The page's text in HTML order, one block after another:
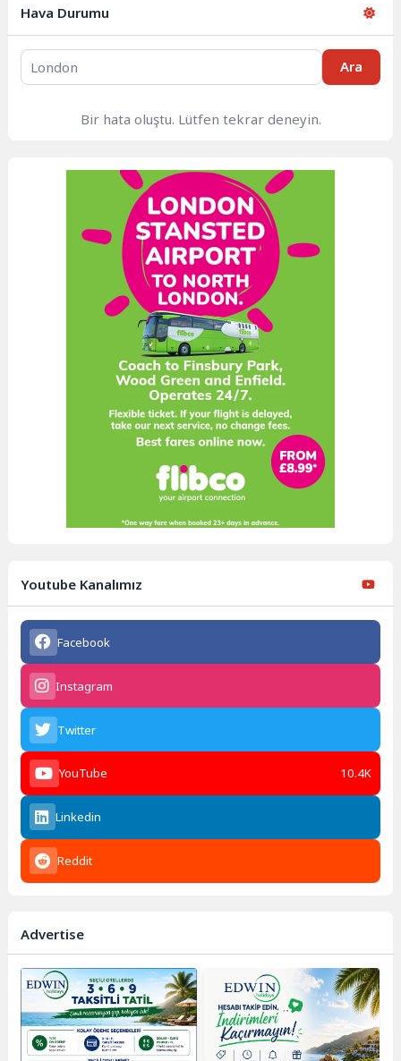
Hava Durumu
Ara
Bir hata oluştu. Lütfen tekrar deneyin.
Youtube Kanalımız
Facebook
Instagram
Twitter
YouTube 10.4K
Linkedin
Reddit
Advertise